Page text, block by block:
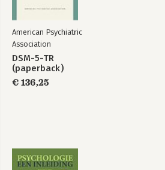
American Psychiatric
Association
DSM-5-TR
(paperback)
€ 136,25